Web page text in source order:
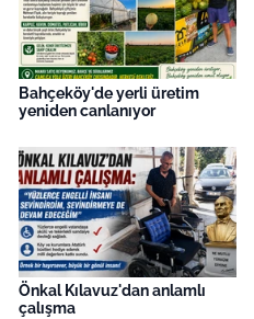
Bahçeköy'de yerli üretim
yeniden canlanıyor
Önkal Kılavuz'dan anlamlı
çalışma
Finans
Genel-A